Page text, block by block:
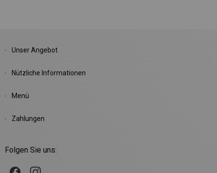
Unser Angebot
Nützliche Informationen
Menü
Zahlungen
Folgen Sie uns: